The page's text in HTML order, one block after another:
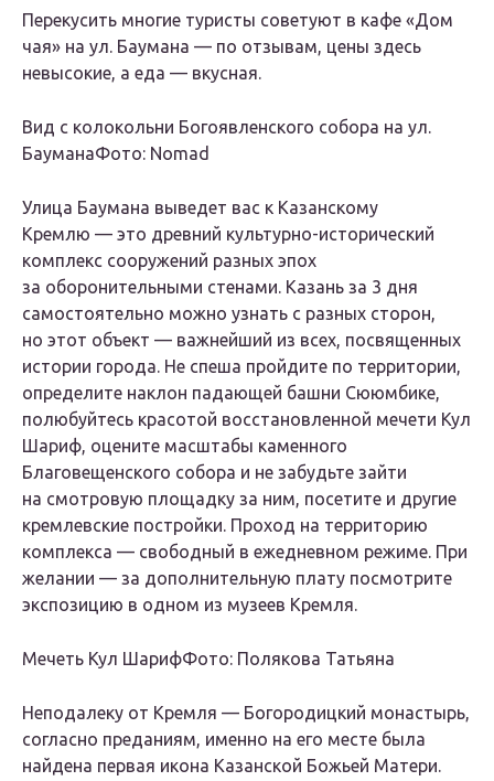
Перекусить многие туристы советуют в кафе «Дом
чая» на ул. Баумана — по отзывам, цены здесь
невысокие, а еда — вкусная.
Вид с колокольни Богоявленского собора на ул.
БауманаФото: Nomad
Улица Баумана выведет вас к Казанскому
Кремлю — это древний культурно-исторический
комплекс сооружений разных эпох
за оборонительными стенами. Казань за 3 дня
самостоятельно можно узнать с разных сторон,
но этот объект — важнейший из всех, посвященных
истории города. Не спеша пройдите по территории,
определите наклон падающей башни Сююмбике,
полюбуйтесь красотой восстановленной мечети Кул
Шариф, оцените масштабы каменного
Благовещенского собора и не забудьте зайти
на смотровую площадку за ним, посетите и другие
кремлевские постройки. Проход на территорию
комплекса — свободный в ежедневном режиме. При
желании — за дополнительную плату посмотрите
экспозицию в одном из музеев Кремля.
Мечеть Кул ШарифФото: Полякова Татьяна
Неподалеку от Кремля — Богородицкий монастырь,
согласно преданиям, именно на его месте была
найдена первая икона Казанской Божьей Матери.